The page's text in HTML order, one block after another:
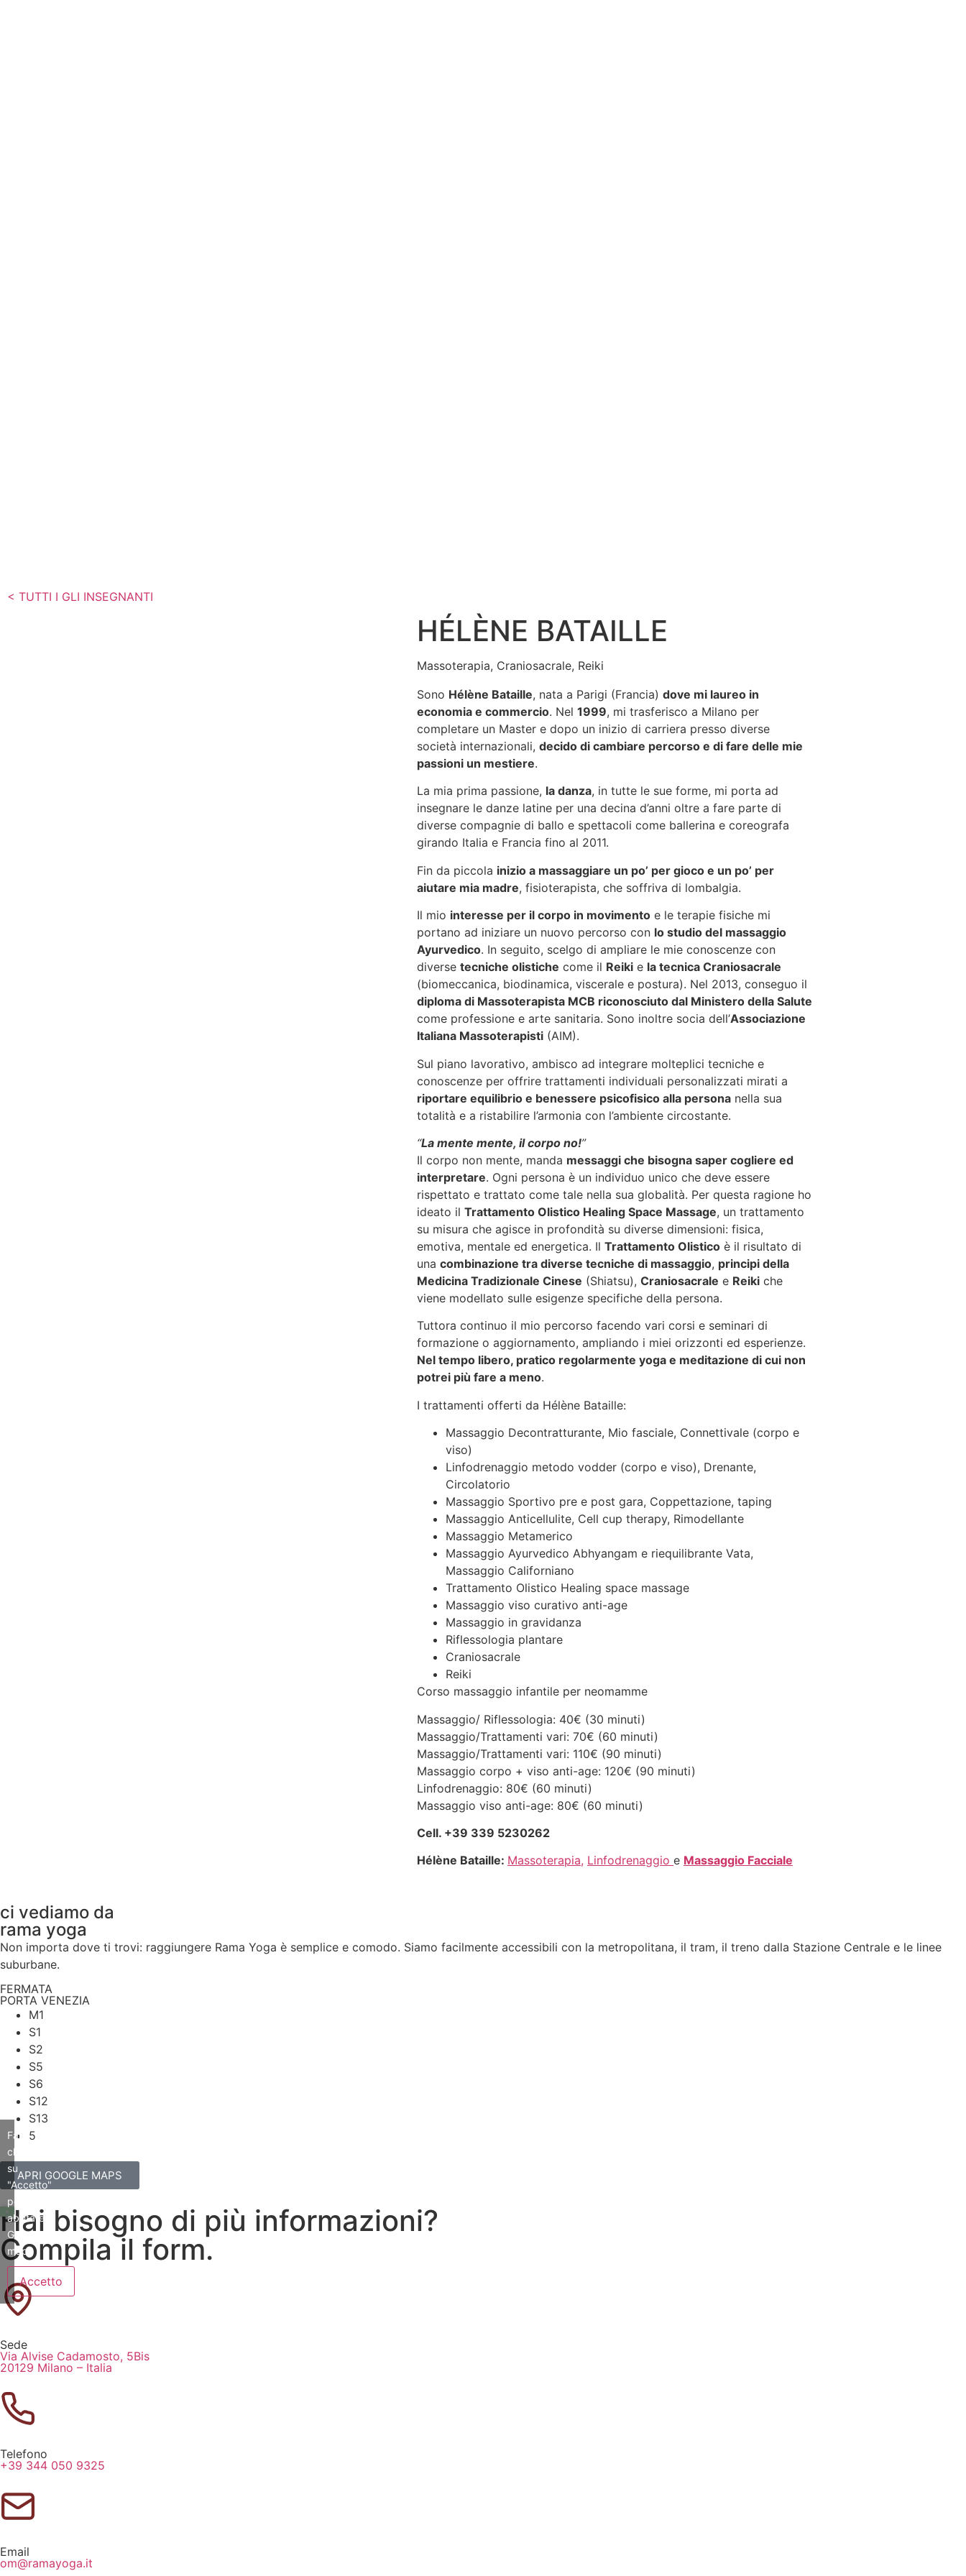
< TUTTI I GLI INSEGNANTI
HÉLÈNE BATAILLE
Massoterapia, Craniosacrale, Reiki
Sono Hélène Bataille, nata a Parigi (Francia) dove mi laureo in
economia e commercio. Nel 1999, mi trasferisco a Milano per
completare un Master e dopo un inizio di carriera presso diverse
società internazionali, decido di cambiare percorso e di fare delle mie
passioni un mestiere.
La mia prima passione, la danza, in tutte le sue forme, mi porta ad
insegnare le danze latine per una decina d’anni oltre a fare parte di
diverse compagnie di ballo e spettacoli come ballerina e coreografa
girando Italia e Francia fino al 2011.
Fin da piccola inizio a massaggiare un po’ per gioco e un po’ per
aiutare mia madre, fisioterapista, che soffriva di lombalgia.
Il mio interesse per il corpo in movimento e le terapie fisiche mi
portano ad iniziare un nuovo percorso con lo studio del massaggio
Ayurvedico. In seguito, scelgo di ampliare le mie conoscenze con
diverse tecniche olistiche come il Reiki e la tecnica Craniosacrale
(biomeccanica, biodinamica, viscerale e postura). Nel 2013, conseguo il
diploma di Massoterapista MCB riconosciuto dal Ministero della Salute
come professione e arte sanitaria. Sono inoltre socia dell’Associazione
Italiana Massoterapisti (AIM).
Sul piano lavorativo, ambisco ad integrare molteplici tecniche e
conoscenze per offrire trattamenti individuali personalizzati mirati a
riportare equilibrio e benessere psicofisico alla persona nella sua
totalità e a ristabilire l’armonia con l’ambiente circostante.
“La mente mente, il corpo no!”
Il corpo non mente, manda messaggi che bisogna saper cogliere ed
interpretare. Ogni persona è un individuo unico che deve essere
rispettato e trattato come tale nella sua globalità. Per questa ragione ho
ideato il Trattamento Olistico Healing Space Massage, un trattamento
su misura che agisce in profondità su diverse dimensioni: fisica,
emotiva, mentale ed energetica. Il Trattamento Olistico è il risultato di
una combinazione tra diverse tecniche di massaggio, principi della
Medicina Tradizionale Cinese (Shiatsu), Craniosacrale e Reiki che
viene modellato sulle esigenze specifiche della persona.
Tuttora continuo il mio percorso facendo vari corsi e seminari di
formazione o aggiornamento, ampliando i miei orizzonti ed esperienze.
Nel tempo libero, pratico regolarmente yoga e meditazione di cui non
potrei più fare a meno.
I trattamenti offerti da Hélène Bataille:
Massaggio Decontratturante, Mio fasciale, Connettivale (corpo e
viso)
Linfodrenaggio metodo vodder (corpo e viso), Drenante,
Circolatorio
Massaggio Sportivo pre e post gara, Coppettazione, taping
Massaggio Anticellulite, Cell cup therapy, Rimodellante
Massaggio Metamerico
Massaggio Ayurvedico Abhyangam e riequilibrante Vata,
Massaggio Californiano
Trattamento Olistico Healing space massage
Massaggio viso curativo anti-age
Massaggio in gravidanza
Riflessologia plantare
Craniosacrale
Reiki
Corso massaggio infantile per neomamme
Massaggio/ Riflessologia: 40€ (30 minuti)
Massaggio/Trattamenti vari: 70€ (60 minuti)
Massaggio/Trattamenti vari: 110€ (90 minuti)
Massaggio corpo + viso anti-age: 120€ (90 minuti)
Linfodrenaggio: 80€ (60 minuti)
Massaggio viso anti-age: 80€ (60 minuti)
Cell. +39 339 5230262
Hélène Bataille: Massoterapia, Linfodrenaggio e Massaggio Facciale
ci vediamo da
rama yoga
Non importa dove ti trovi: raggiungere Rama Yoga è semplice e comodo. Siamo facilmente accessibili con la metropolitana, il tram, il treno dalla Stazione Centrale e le linee
suburbane.
FERMATA
PORTA VENEZIA
M1
S1
S2
S5
S6
S12
S13
5
APRI GOOGLE MAPS
Fai
clic
su
"Accetto"
per
abilitare
Google
maps
Accetto
Hai bisogno di più informazioni?
Compila il form.
Sede
Via Alvise Cadamosto, 5Bis
20129 Milano – Italia
Telefono
+39 344 050 9325
Email
om@ramayoga.it